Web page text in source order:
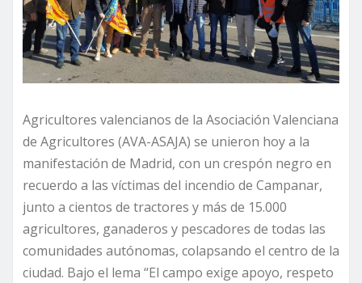
Agricultores valencianos de la Asociación Valenciana
de Agricultores (AVA-ASAJA) se unieron hoy a la
manifestación de Madrid, con un crespón negro en
recuerdo a las víctimas del incendio de Campanar,
junto a cientos de tractores y más de 15.000
agricultores, ganaderos y pescadores de todas las
comunidades autónomas, colapsando el centro de la
ciudad. Bajo el lema “El campo exige apoyo, respeto